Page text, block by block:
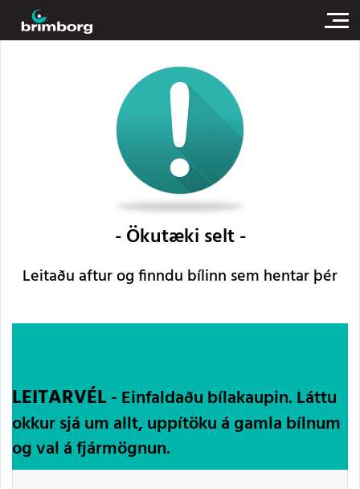
Ökutæki selt
Leitaðu aftur og finndu bílinn sem hentar þér
LEITARVÉL- Einfaldaðu bílakaupin. Láttu
okkur sjá um allt, uppítöku á gamla bílnum
og val á fjármögnun.